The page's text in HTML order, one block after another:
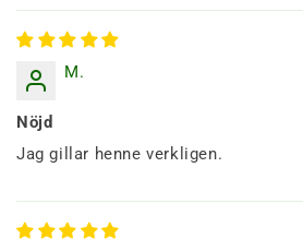
M.
Nöjd
Jag gillar henne verkligen.